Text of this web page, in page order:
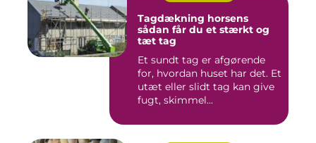
Tagdækning horsens
sådan får du et stærkt og
tæt tag
Et sundt tag er afgørende
for, hvordan huset har det. Et
utæt eller slidt tag kan give
fugt, skimmel...